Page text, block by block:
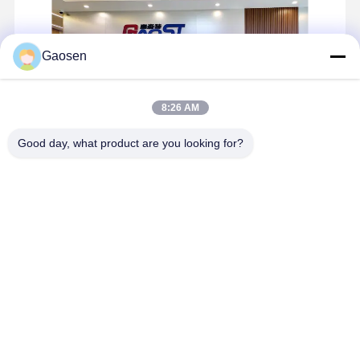
ROHS-Anodisierte Untertischkabel-Organisator-Managementlösung
Gaosen
8:26 AM
Good day, what product are you looking for?